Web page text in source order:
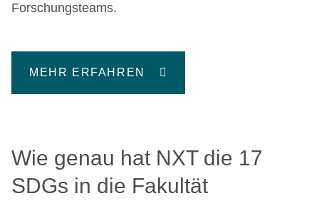
Forschungsteams.
MEHR ERFAHREN
Wie genau hat NXT die 17
SDGs in die Fakultät